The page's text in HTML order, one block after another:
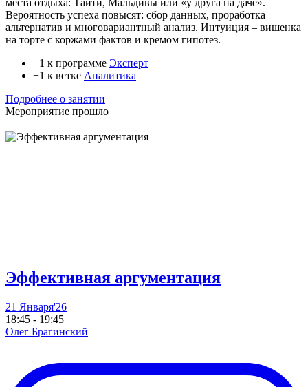
Вероятность успеха повысят: сбор данных, проработка
альтернатив и многовариантный анализ. Интуиция – вишенка
на торте с коржами фактов и кремом гипотез.
+1 к программе Эксперт
+1 к ветке Аналитика
Подробнее о занятии
Мероприятие прошло
Эффективная аргументация
21 Января'26
18:45 - 19:45
Олег Брагинский